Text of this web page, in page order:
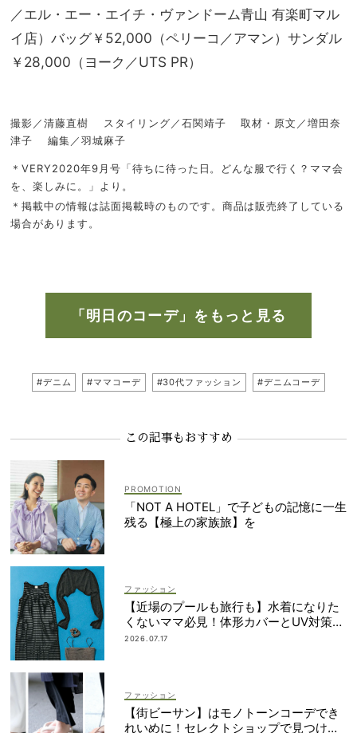
／エル・エー・エイチ・ヴァンドーム青山 有楽町マル
イ店）バッグ￥52,000（ペリーコ／アマン）サンダル
￥28,000（ヨーク／UTS PR）
撮影／清藤直樹 スタイリング／石関靖子 取材・原文／増田奈
津子 編集／羽城麻子
＊VERY2020年9月号「待ちに待った日。どんな服で行く？ママ会
を、楽しみに。」より。
＊掲載中の情報は誌面掲載時のものです。商品は販売終了している
場合があります。
「明日のコーデ」をもっと見る
#デニム #ママコーデ #30代ファッション #デニムコーデ
この記事もおすすめ
「NOT A HOTEL」で子どもの記憶に一生
残る【極上の家族旅】を
ファッション
【近場のプールも旅行も】水着になりた
くないママ必見！体形カバーとUV対策を
両立するマルチウェア速報
2026.07.17
ファッション
【街ビーサン】はモノトーンコーデでき
れいめに！セレクトショップで見つける